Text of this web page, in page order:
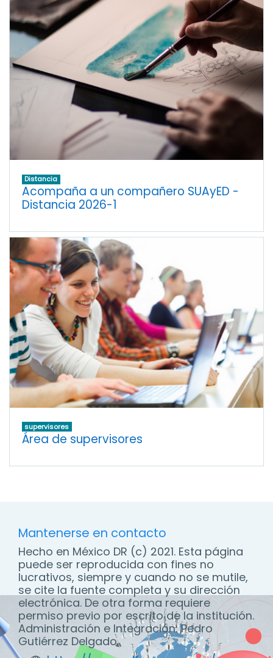
Distancia
Acompaña a un compañero SUAyED -
Distancia 2026-1
supervisores
Área de supervisores
Mantenerse en contacto
Hecho en México DR (c) 2021. Esta página
puede ser reproducida con fines no
lucrativos, siempre y cuando no se mutile,
se cite la fuente completa y su dirección
electrónica. De otra forma requiere
permiso previo por escrito de la institución.
Administración e Integración: Pedro
Gutiérrez Delgado